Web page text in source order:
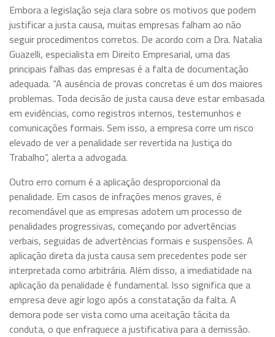
Embora a legislação seja clara sobre os motivos que podem
justificar a justa causa, muitas empresas falham ao não
seguir procedimentos corretos. De acordo com a Dra. Natalia
Guazelli, especialista em Direito Empresarial, uma das
principais falhas das empresas é a falta de documentação
adequada. “A ausência de provas concretas é um dos maiores
problemas. Toda decisão de justa causa deve estar embasada
em evidências, como registros internos, testemunhos e
comunicações formais. Sem isso, a empresa corre um risco
elevado de ver a penalidade ser revertida na Justiça do
Trabalho”, alerta a advogada.
Outro erro comum é a aplicação desproporcional da
penalidade. Em casos de infrações menos graves, é
recomendável que as empresas adotem um processo de
penalidades progressivas, começando por advertências
verbais, seguidas de advertências formais e suspensões. A
aplicação direta da justa causa sem precedentes pode ser
interpretada como arbitrária. Além disso, a imediatidade na
aplicação da penalidade é fundamental. Isso significa que a
empresa deve agir logo após a constatação da falta. A
demora pode ser vista como uma aceitação tácita da
conduta, o que enfraquece a justificativa para a demissão.